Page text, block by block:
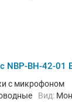
NBP-BH-42-01
с микрофоном
Вид: